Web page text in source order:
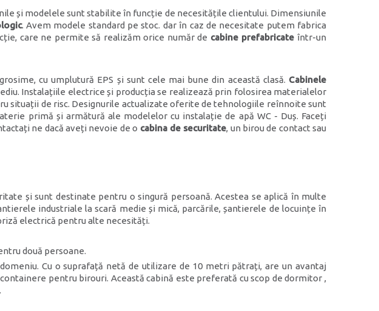
și modelele sunt stabilite în funcție de necesitățile clientului. Dimensiunile
. Avem modele standard pe stoc. dar în caz de necesitate putem fabrica
care ne permite să realizăm orice număr de cabine prefabricate într-un
cu umplutură EPS și sunt cele mai bune din această clasă. Cabinele
Instalațiile electrice și producția se realizează prin folosirea materialelor
situații de risc. Designurile actualizate oferite de tehnologiile reînnoite sunt
primă și armătură ale modelelor cu instalație de apă WC - Duș. Faceți
ne dacă aveți nevoie de o cabina de securitate, un birou de contact sau
și sunt destinate pentru o singură persoană. Acestea se aplică în multe
industriale la scară medie și mică, parcările, șantierele de locuințe în
electrică pentru alte necesități.
două persoane.
Cu o suprafață netă de utilizare de 10 metri pătrați, are un avantaj
pentru birouri. Această cabină este preferată cu scop de dormitor ,